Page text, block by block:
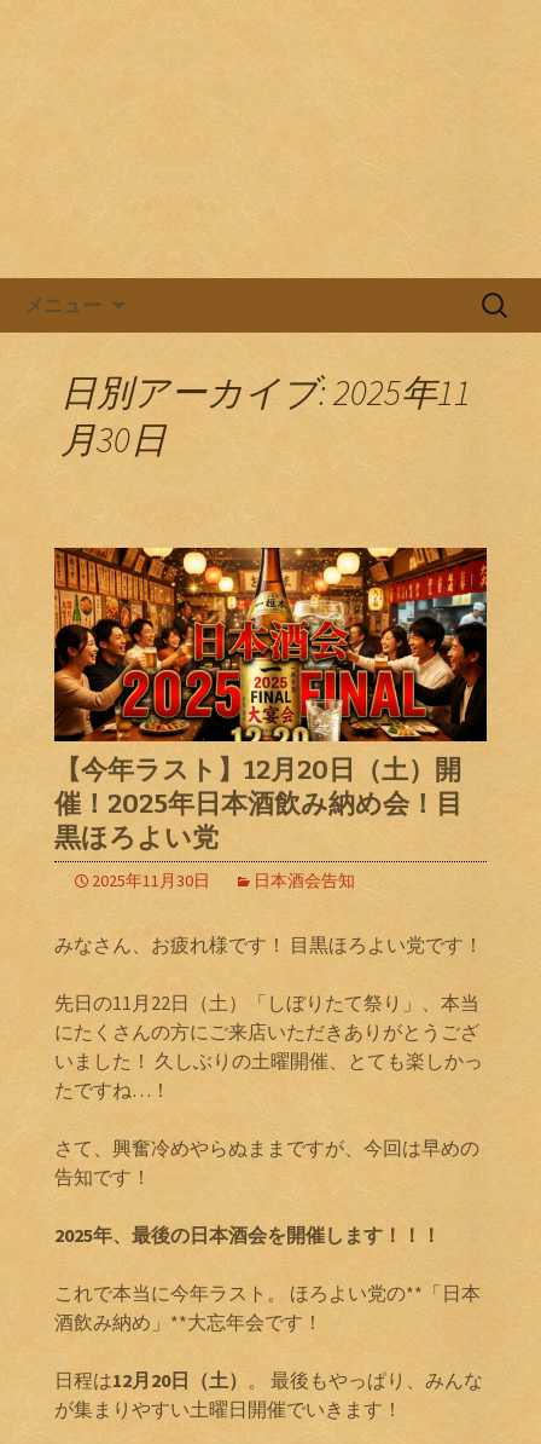
メニュー
検
日別アーカイブ: 2025年11
月30日
【今年ラスト】12月20日（土）開
催！2025年日本酒飲み納め会！目
黒ほろよい党
2025年11月30日 日本酒会告知
みなさん、お疲れ様です！ 目黒ほろよい党です！
先日の11月22日（土）「しぼりたて祭り」、本当
にたくさんの方にご来店いただきありがとうござ
いました！ 久しぶりの土曜開催、とても楽しかっ
たですね…！
さて、興奮冷めやらぬままですが、今回は早めの
告知です！
2025年、最後の日本酒会を開催します！！！
これで本当に今年ラスト。 ほろよい党の**「日本
酒飲み納め」**大忘年会です！
日程は12月20日（土） 。 最後もやっぱり、みんな
が集まりやすい土曜日開催でいきます！